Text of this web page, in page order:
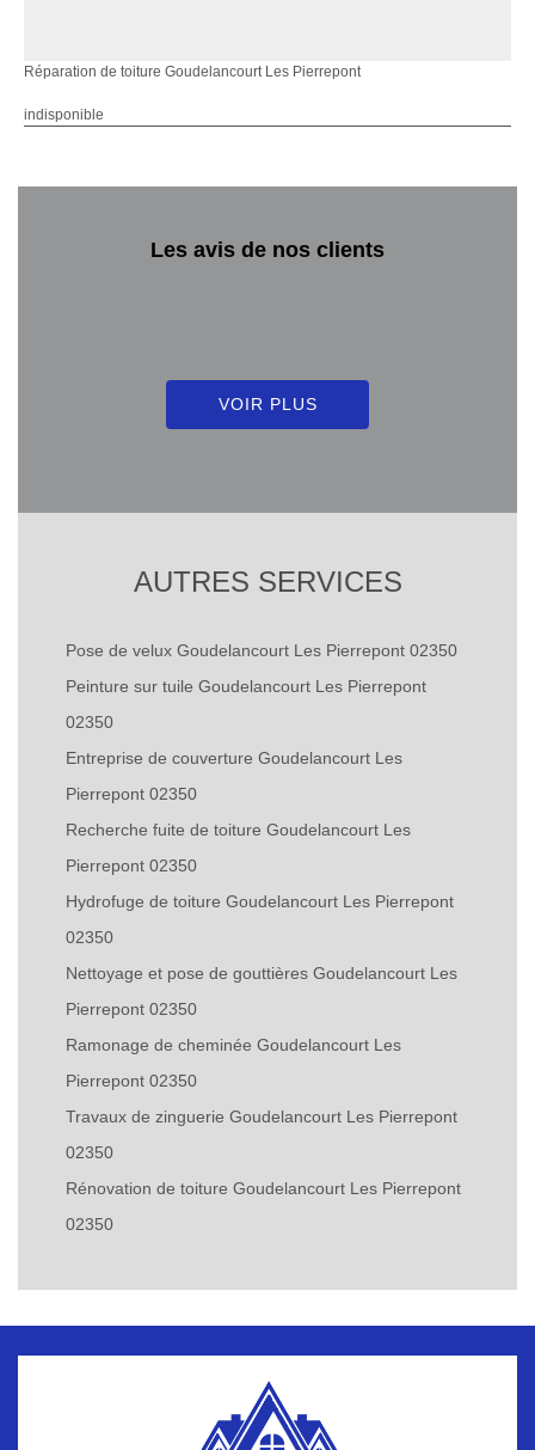
Réparation de toiture Goudelancourt Les Pierrepont
indisponible
Les avis de nos clients
VOIR PLUS
AUTRES SERVICES
Pose de velux Goudelancourt Les Pierrepont 02350
Peinture sur tuile Goudelancourt Les Pierrepont
02350
Entreprise de couverture Goudelancourt Les
Pierrepont 02350
Recherche fuite de toiture Goudelancourt Les
Pierrepont 02350
Hydrofuge de toiture Goudelancourt Les Pierrepont
02350
Nettoyage et pose de gouttières Goudelancourt Les
Pierrepont 02350
Ramonage de cheminée Goudelancourt Les
Pierrepont 02350
Travaux de zinguerie Goudelancourt Les Pierrepont
02350
Rénovation de toiture Goudelancourt Les Pierrepont
02350